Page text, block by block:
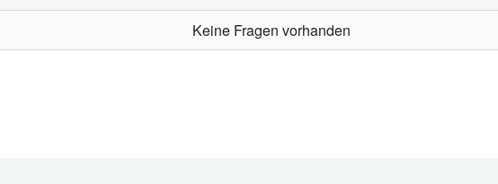
Keine Fragen vorhanden